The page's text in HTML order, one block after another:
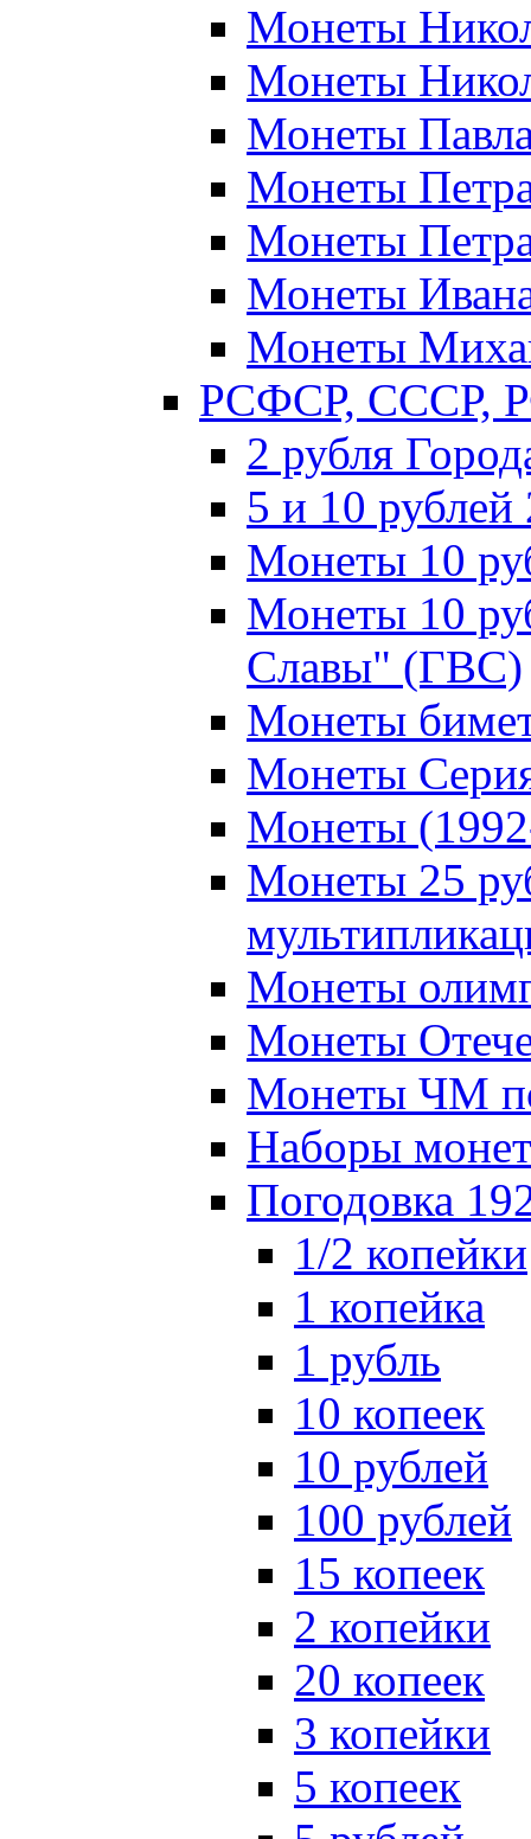
Монеты
Монеты
Монеты
Монеты
Монеты
Монеты
Монеты
РСФСР, СССР,
2 рубля
5 и 10
Монеты 10
Монеты 10
Славы" (ГВС)
Монеты
Монеты
Монеты
Монеты 25
Монеты
Монеты
Монеты ЧМ
Наборы монет
Погодовка
1/2 копейки
1 копейка
1 рубль
10 копеек
10 рублей
100 рублей
15 копеек
2 копейки
20 копеек
3 копейки
5 копеек